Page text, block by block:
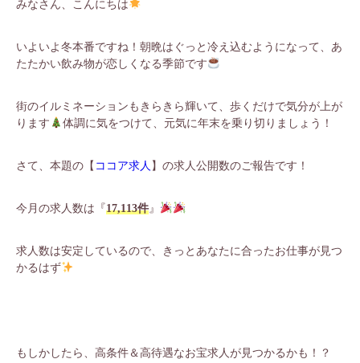
みなさん、こんにちは
いよいよ冬本番ですね！朝晩はぐっと冷え込むようになって、あ
たたかい飲み物が恋しくなる季節です
街のイルミネーションもきらきら輝いて、歩くだけで気分が上が
ります
体調に気をつけて、元気に年末を乗り切りましょう！
さて、本題の【 ココア求人 】の求人公開数のご報告です！
今月の求人数は『17,113件』
求人数は安定しているので、きっとあなたに合ったお仕事が見つ
かるはず
もしかしたら、高条件＆高待遇なお宝求人が見つかるかも！？